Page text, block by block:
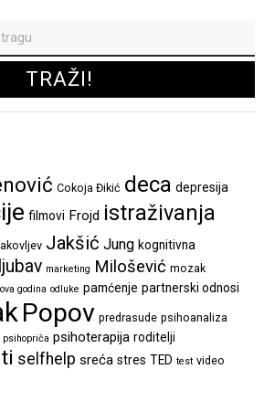
Cokoja Đikić deca depresija
filmovi Frojd istraživanja
Jakšić Jung kognitivna
ljubav marketing Milošević mozak
godina odluke pamćenje partnerski odnosi
Popov predrasude psihoanaliza
psihopriča psihoterapija roditelji
selfhelp sreća stres TED test video